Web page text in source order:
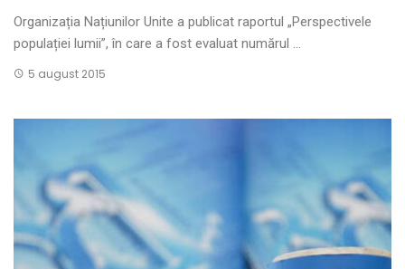
Organizația Națiunilor Unite a publicat raportul „Perspectivele
populației lumii”, în care a fost evaluat numărul ...
5 august 2015